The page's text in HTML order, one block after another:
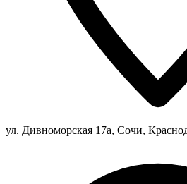
ул. Дивноморская 17а, Сочи,